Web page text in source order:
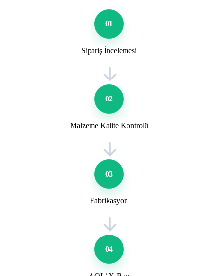
01
Sipariş İncelemesi
02
Malzeme Kalite Kontrolü
03
Fabrikasyon
04